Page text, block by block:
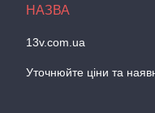
13v.com.ua
Уточнюйте цiни та